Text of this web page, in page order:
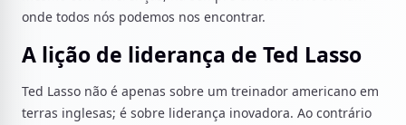
onde todos nós podemos nos encontrar.
A lição de liderança de Ted Lasso
Ted Lasso não é apenas sobre um treinador americano em
terras inglesas; é sobre liderança inovadora. Ao contrário